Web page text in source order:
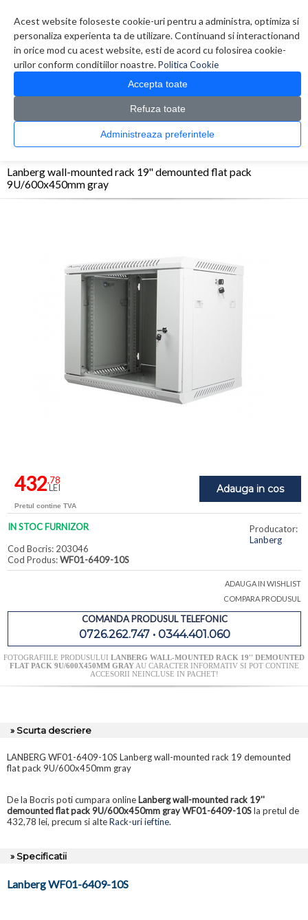
Acest website foloseste cookie-uri pentru a administra, optimiza si
personaliza experienta ta de utilizare. Continuand si interactionand
in orice mod cu acest website, esti de acord cu folosirea cookie-
urilor conform conditiilor noastre.Politica Cookie
Accepta toate
Refuza toate
Administreaza preferintele
0 produs(e)
CATALOG PRODUSE
> Rack-uri > Lanberg wall-mounted rack 19'' demounted
Lanberg wall-mounted rack 19'' demounted flat pack
9U/600x450mm gray
Adauga in cos
432,78
LEI
Pretul contine TVA
IN STOC FURNIZOR
Cod Bocris: 203046
Producator:
Lanberg
Cod Produs:WF01-6409-10S
ADAUGA IN WISHLIST
COMPARA PRODUSUL
COMANDA PRODUSUL TELEFONIC
0726.262.747 • 0344.401.060
FOTOGRAFIILE PRODUSULUI LANBERG WALL-MOUNTED RACK 19'' DEMOUNTED
FLAT PACK 9U/600X450MM GRAYAU CARACTER INFORMATIV SI POT CONTINE
ACCESORII NEINCLUSE IN PACHET!
» Scurta descriere
LANBERG WF01-6409-10S Lanberg wall-mounted rack 19 demounted
flat pack 9U/600x450mm gray
De la Bocris poti cumpara online Lanberg wall-mounted rack 19''
demounted flat pack 9U/600x450mm gray WF01-6409-10Sla pretul de
432,78 lei, precum si alteRack-uri ieftine.
» Specificatii
Lanberg WF01-6409-10S